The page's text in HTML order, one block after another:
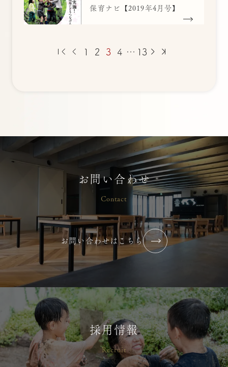
保育ナビ【2019年4月号】
1 2 3 4 … 13
お問い合わせ
Contact
お問い合わせはこちら
採用情報
Recruit